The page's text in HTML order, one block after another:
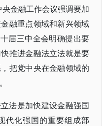
金融工作会议强调要加
融重点领域和新兴领域
届三中全会明确提出要
推进金融法立法就是要
把党中央在金融领域的
法是加快建设金融强国
代化强国的重要组成部